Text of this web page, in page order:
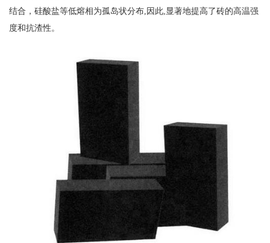
结合，硅酸盐等低熔相为孤岛状分布,因此,显著地提高了砖的高温强
度和抗渣性。